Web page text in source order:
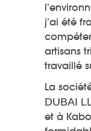
j’ai été
artisans
travaillé
La
DUBAI
et à